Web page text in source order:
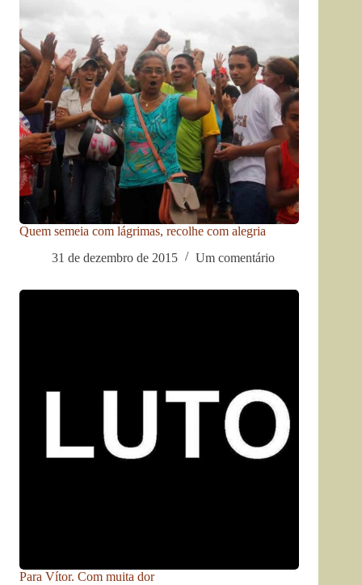
Quem semeia com lágrimas, recolhe com alegria
31 de dezembro de 2015
Um comentário
Para Vítor. Com muita dor